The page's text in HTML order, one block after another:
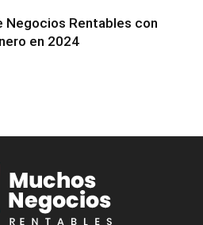
Negocios Rentables con
en 2024